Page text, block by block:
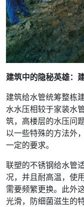
建筑中的隐秘英雄：
建筑给水管统筹整栋
水水压相较于家装水
筑，高楼层的水压问
以一些特殊的方法外
一定的要求。
联塑的不锈钢给水管
况，并且耐高温，使
需要频繁更换。此外
光滑，防细菌滋生的